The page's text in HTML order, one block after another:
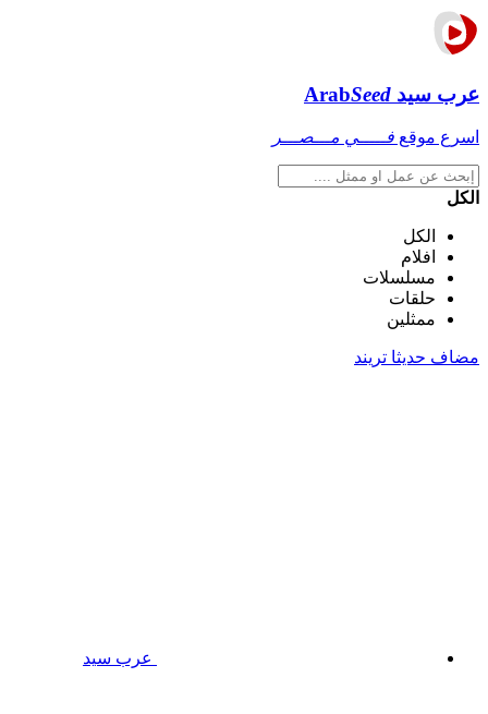
عرب سيد ArabSeed
اسرع موقع فـــــي مـــصـــر
الكل
الكل
افلام
مسلسلات
حلقات
ممثلين
مضاف حديثا تريند
عرب سيد